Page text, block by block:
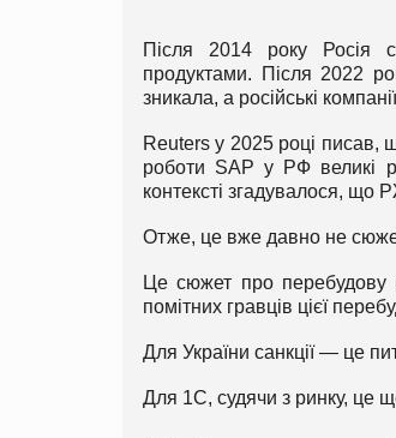
Після 2014 року Росія
продуктами. Після 2022
зникала, а російські
Reuters у 2025 році писав,
роботи SAP у РФ великі
контексті згадувалося, що
Отже, це вже давно не
Це сюжет про перебудову
помітних гравців цієї
Для України санкції — це
Для 1С, судячи з ринку, це